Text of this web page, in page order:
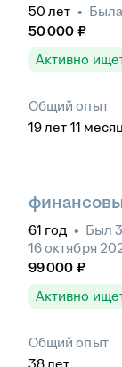
50 лет • Была
50 000 ₽
Активно
Общий опыт
19лет 11
61 год • Был
16 октября
99 000 ₽
Активно
Общий опыт